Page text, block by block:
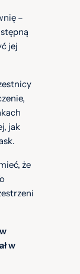
–
jej
jak
że
w